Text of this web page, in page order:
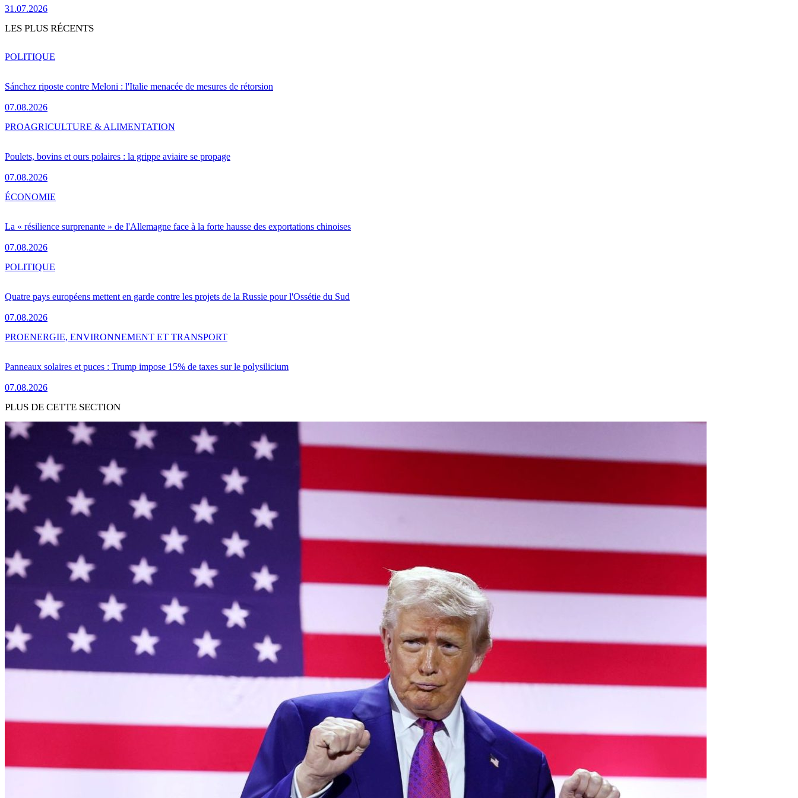
31.07.2026
LES PLUS RÉCENTS
Sánchez riposte contre Meloni : l'Italie menacée de mesures de rétorsion
07.08.2026
POLITIQUE
Poulets, bovins et ours polaires : la grippe aviaire se propage
07.08.2026
PROAGRICULTURE & ALIMENTATION
La « résilience surprenante » de l'Allemagne face à la forte hausse des exportations chinoises
07.08.2026
ÉCONOMIE
Quatre pays européens mettent en garde contre les projets de la Russie pour l'Ossétie du Sud
07.08.2026
POLITIQUE
Panneaux solaires et puces : Trump impose 15% de taxes sur le polysilicium
07.08.2026
PROENERGIE, ENVIRONNEMENT ET TRANSPORT
PLUS DE CETTE SECTION